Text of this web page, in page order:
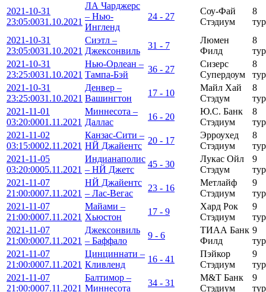
2021-10-31
23:05:0031.10.2021
ЛА Чарджерс
– Нью-
Ингленд
24 - 27
Соу-Фай
Стэдиум
8
тур
2021-10-31
23:05:0031.10.2021
Сиэтл –
Джексонвиль
31 - 7
Люмен
Филд
8
тур
2021-10-31
23:25:0031.10.2021
Нью-Орлеан –
Тампа-Бэй
36 - 27
Сизерс
Супердоум
8
тур
2021-10-31
23:25:0031.10.2021
Денвер –
Вашингтон
17 - 10
Майл Хай
Стэдум
8
тур
2021-11-01
03:20:0001.11.2021
Миннесота –
Даллас
16 - 20
Ю.С. Банк
Стэдиум
8
тур
2021-11-02
03:15:0002.11.2021
Канзас-Сити –
НЙ Джайентс
20 - 17
Эрроухед
Стэдиум
8
тур
2021-11-05
03:20:0005.11.2021
Индианаполис
– НЙ Джетс
45 - 30
Лукаc Ойл
Стэдум
9
тур
2021-11-07
21:00:0007.11.2021
НЙ Джайентс
– Лас-Вегас
23 - 16
Метлайф
Стэдиум
9
тур
2021-11-07
21:00:0007.11.2021
Майами –
Хьюстон
17 - 9
Хард Рок
Стэдиум
9
тур
2021-11-07
21:00:0007.11.2021
Джексонвиль
– Баффало
9 - 6
ТИАА Банк
Филд
9
тур
2021-11-07
21:00:0007.11.2021
Цинциннати –
Кливленд
16 - 41
Пэйкор
Стэдиум
9
тур
2021-11-07
21:00:0007.11.2021
Балтимор –
Миннесота
34 - 31
М&Т Банк
Стэдиум
9
тур